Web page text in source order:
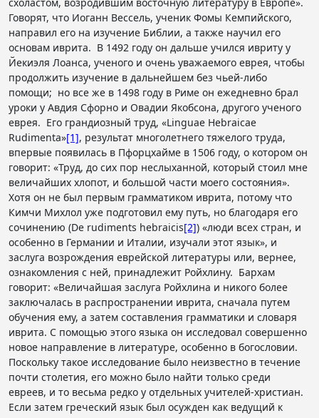
Говорят, что Иоганн Вессель, ученик Фомы Кемпийского,
направил его на изучение Библии, а также научил его
основам иврита. В 1492 году он дальше учился ивриту у
Йекиэля Лоанса, ученого и очень уважаемого еврея, чтобы
продолжить изучение в дальнейшем без чьей-либо
помощи; но все же в 1498 году в Риме он ежедневно брал
уроки у Авдия Сфорно и Овадии Якобсона, другого ученого
еврея. Его грандиозный труд, «Linguae Hebraicae
Rudimenta»[1], результат многолетнего тяжелого труда,
впервые появилась в Пфорцхайме в 1506 году, о котором он
говорит: «Труд, до сих пор неслыханной, который стоил мне
величайших хлопот, и большой части моего состояния».
Хотя он не был первым грамматиком иврита, потому что
Кимчи Михлол уже подготовил ему путь, но благодаря его
сочинению (De rudiments hebraicis[2]) «люди всех стран, и
особенно в Германии и Италии, изучали этот язык», и
заслуга возрождения еврейской литературы или, вернее,
ознакомления с ней, принадлежит Ройхлину. Бархам
говорит: «Величайшая заслуга Ройхлина и никого более
заключалась в распространении иврита, сначала путем
обучения ему, а затем составления грамматики и словаря
иврита. С помощью этого языка он исследовал совершенно
новое направление в литературе, особенно в богословии.
Поскольку такое исследование было неизвестно в течение
почти столетия, его можно было найти только среди
евреев, и то весьма редко у отдельных учителей-христиан.
Если затем греческий язык был осужден как ведущий к